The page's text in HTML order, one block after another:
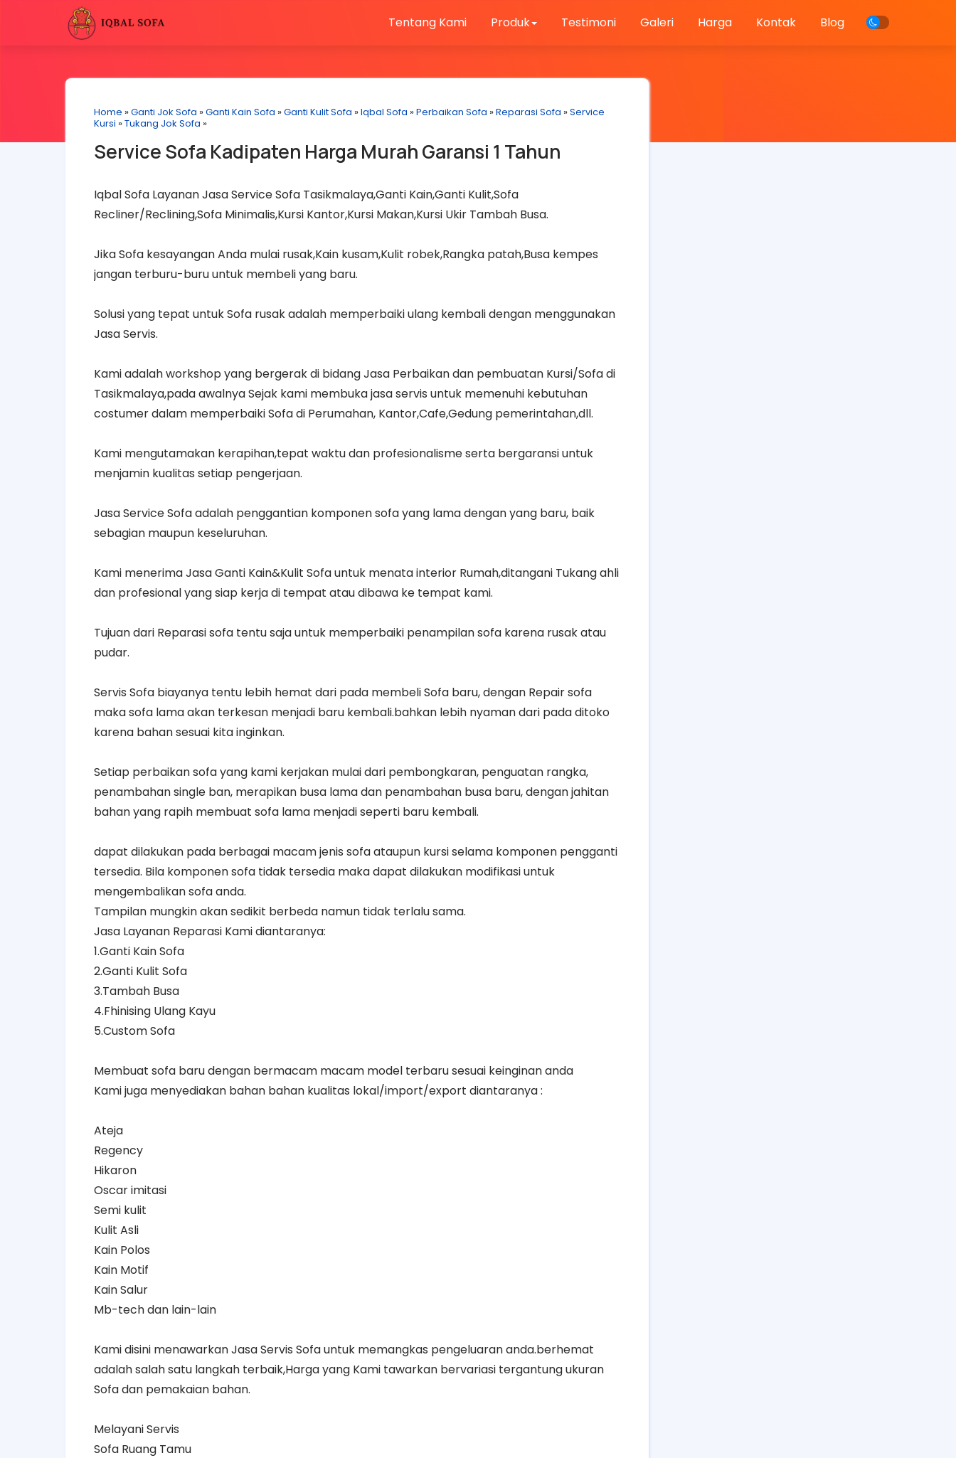
Tentang Kami Produk Testimoni Galeri Harga Kontak Blog
Home »Ganti Jok Sofa »Ganti Kain Sofa »Ganti Kulit Sofa »Iqbal Sofa »Perbaikan Sofa »Reparasi Sofa »Service
Kursi »Tukang Jok Sofa »
Service Sofa Kadipaten Harga Murah Garansi 1 Tahun
Iqbal Sofa Layanan Jasa Service Sofa Tasikmalaya,Ganti Kain,Ganti Kulit,Sofa
Recliner/Reclining,Sofa Minimalis,Kursi Kantor,Kursi Makan,Kursi Ukir Tambah Busa.
Jika Sofa kesayangan Anda mulai rusak,Kain kusam,Kulit robek,Rangka patah,Busa kempes
jangan terburu-buru untuk membeli yang baru.
Solusi yang tepat untuk Sofa rusak adalah memperbaiki ulang kembali dengan menggunakan
Jasa Servis.
Kami adalah workshop yang bergerak di bidang Jasa Perbaikan dan pembuatan Kursi/Sofa di
Tasikmalaya,pada awalnya Sejak kami membuka jasa servis untuk memenuhi kebutuhan
costumer dalam memperbaiki Sofa di Perumahan, Kantor,Cafe,Gedung pemerintahan,dll.
Kami mengutamakan kerapihan,tepat waktu dan profesionalisme serta bergaransi untuk
menjamin kualitas setiap pengerjaan.
Jasa Service Sofa adalah penggantian komponen sofa yang lama dengan yang baru, baik
sebagian maupun keseluruhan.
Kami menerima Jasa Ganti Kain&Kulit Sofa untuk menata interior Rumah,ditangani Tukang ahli
dan profesional yang siap kerja di tempat atau dibawa ke tempat kami.
Tujuan dari Reparasi sofa tentu saja untuk memperbaiki penampilan sofa karena rusak atau
pudar.
Servis Sofa biayanya tentu lebih hemat dari pada membeli Sofa baru, dengan Repair sofa
maka sofa lama akan terkesan menjadi baru kembali.bahkan lebih nyaman dari pada ditoko
karena bahan sesuai kita inginkan.
Setiap perbaikan sofa yang kami kerjakan mulai dari pembongkaran, penguatan rangka,
penambahan single ban, merapikan busa lama dan penambahan busa baru, dengan jahitan
bahan yang rapih membuat sofa lama menjadi seperti baru kembali.
dapat dilakukan pada berbagai macam jenis sofa ataupun kursi selama komponen pengganti
tersedia. Bila komponen sofa tidak tersedia maka dapat dilakukan modifikasi untuk
mengembalikan sofa anda.
Tampilan mungkin akan sedikit berbeda namun tidak terlalu sama.
Jasa Layanan Reparasi Kami diantaranya:
1.Ganti Kain Sofa
2.Ganti Kulit Sofa
3.Tambah Busa
4.Fhinising Ulang Kayu
5.Custom Sofa
Membuat sofa baru dengan bermacam macam model terbaru sesuai keinginan anda
Kami juga menyediakan bahan bahan kualitas lokal/import/export diantaranya :
Ateja
Regency
Hikaron
Oscar imitasi
Semi kulit
Kulit Asli
Kain Polos
Kain Motif
Kain Salur
Mb-tech dan lain-lain
Kami disini menawarkan Jasa Servis Sofa untuk memangkas pengeluaran anda.berhemat
adalah salah satu langkah terbaik,Harga yang Kami tawarkan bervariasi tergantung ukuran
Sofa dan pemakaian bahan.
Melayani Servis
Sofa Ruang Tamu